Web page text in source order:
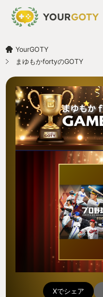
YourGOTY
まゆもかfortyのGOTY
Xでシェア